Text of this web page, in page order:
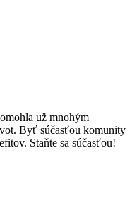
už mnohým
Byť súčasťou komunity
Staňte sa súčasťou!